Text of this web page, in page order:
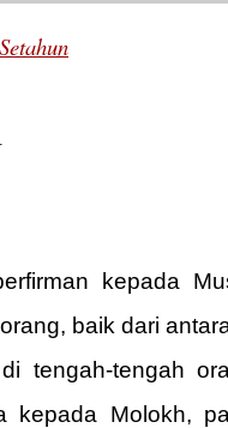
kepada
baik dari
tengah-tengah
kepada Molokh,